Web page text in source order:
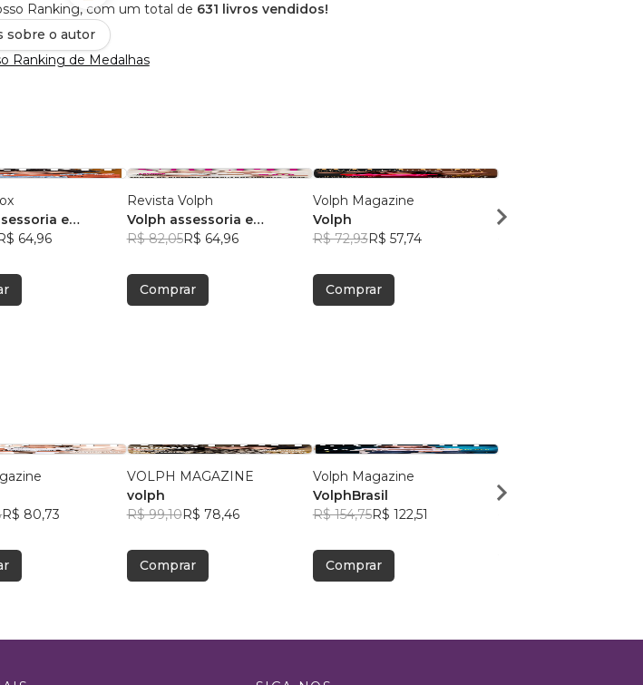
Ranking, com um total de 631 livros vendidos!
sobre o autor
Ranking de Medalhas
e
64,96
Revista Volph
Volph assessoria e
Marketing
R$ 82,05R$ 64,96
Comprar
Volph Magazine
Volph
R$ 72,93R$ 57,74
Comprar
Volph
R$ 80,73
VOLPH MAGAZINE
volph
R$ 99,10R$ 78,46
Comprar
Volph Magazine
VolphBrasil
R$ 154,75R$ 122,51
Comprar
VOLPH